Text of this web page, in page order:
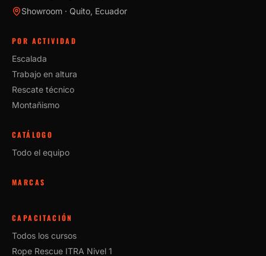
Showroom · Quito, Ecuador
POR ACTIVIDAD
Escalada
Trabajo en altura
Rescate técnico
Montañismo
CATÁLOGO
Todo el equipo
MARCAS
CAPACITACIÓN
Todos los cursos
Rope Rescue ITRA Nivel 1